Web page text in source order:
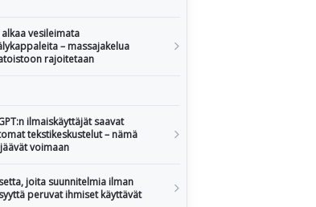
alkaa vesileimata
– massajakelua
rajoitetaan
ilmaiskäyttäjät saavat
tekstikeskustelut – nämä
voimaan
joita suunnitelmia ilman
peruvat ihmiset käyttävät